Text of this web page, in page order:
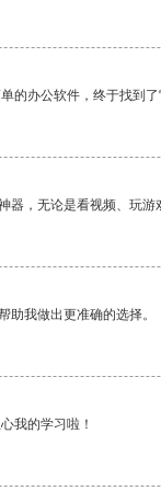
的办公软件，终于找到
器，无论是看视频、玩
助我做出更准确的选择。
我的学习啦！